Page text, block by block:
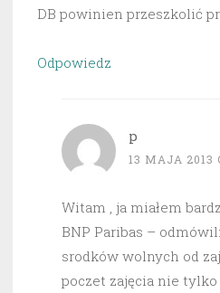
DB powinien przeszkolić
Odpowiedz
p
13 MAJA 2013
Witam , ja miałem
BNP Paribas –
srodków wolnych od
poczet zajęcia nie